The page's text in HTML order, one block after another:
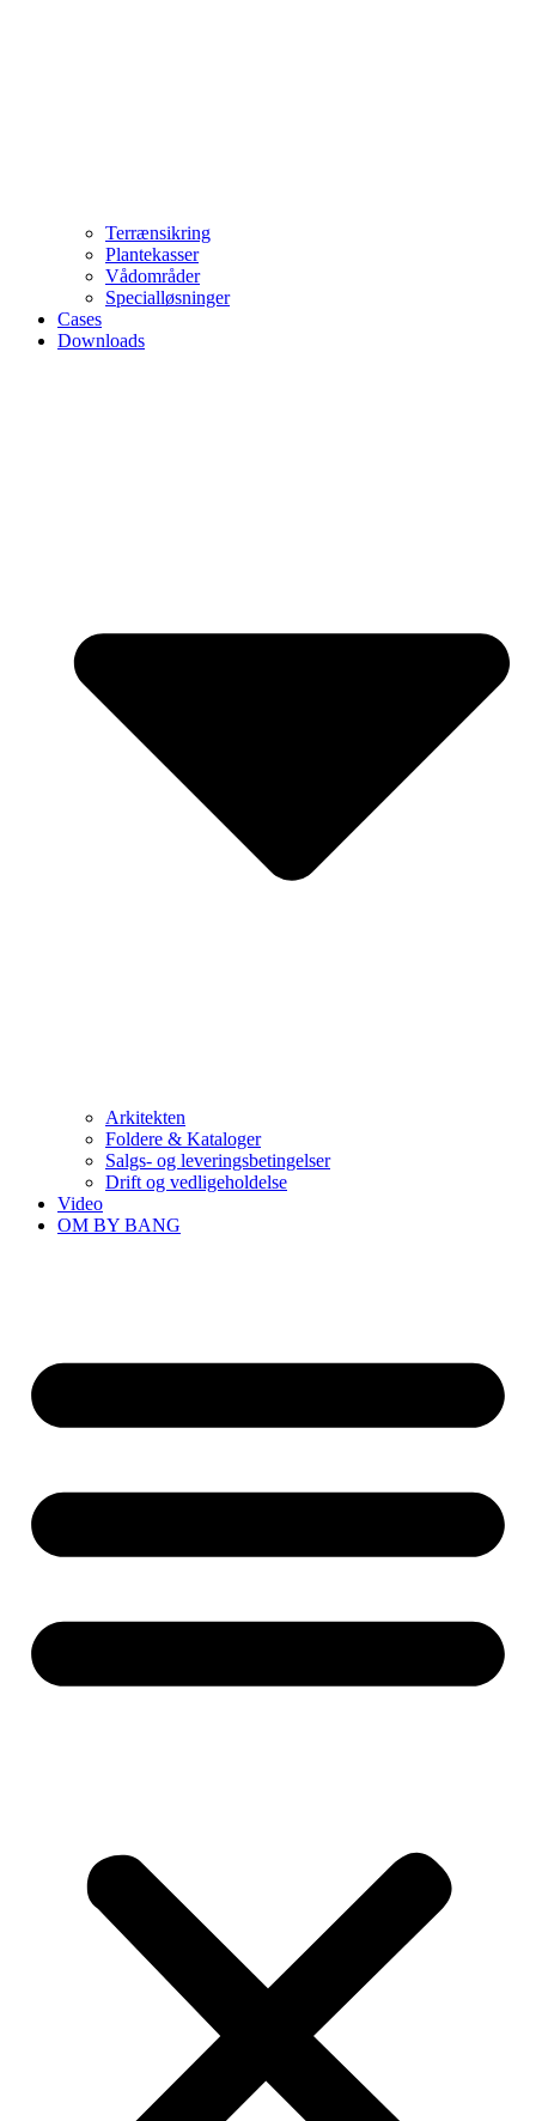
Terrænsikring
Plantekasser
Vådområder
Specialløsninger
Cases
Downloads
Arkitekten
Foldere & Kataloger
Salgs- og leveringsbetingelser
Drift og vedligeholdelse
Video
OM BY BANG